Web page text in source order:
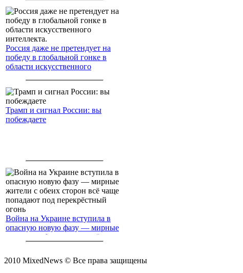
Россия даже не претендует на
победу в глобальной гонке в
области искусственного
Трамп и сигнал России: вы
побеждаете
Война на Украине вступила в
опасную новую фазу — мирные
жители с обеих сторон всё чаще
2010 MixedNews © Все права защищены